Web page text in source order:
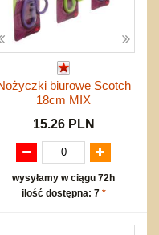
biurowe Scotch
18cm MIX
15.26 PLN
wysyłamy w ciągu 72h
ilość dostępna: 7 *